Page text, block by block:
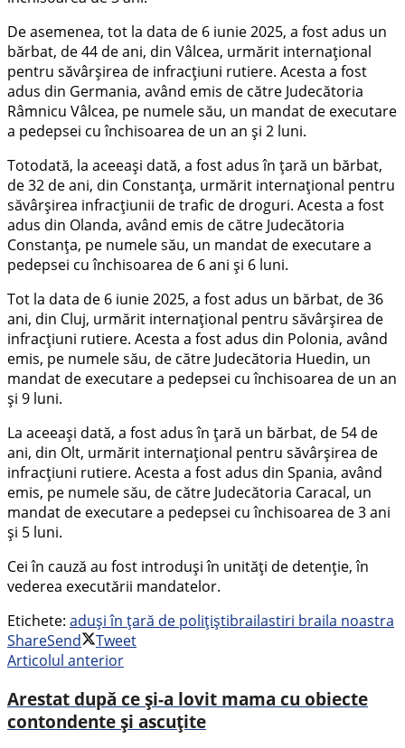
De asemenea, tot la data de 6 iunie 2025, a fost adus un
bărbat, de 44 de ani, din Vâlcea, urmărit internațional
pentru săvârșirea de infracțiuni rutiere. Acesta a fost
adus din Germania, având emis de către Judecătoria
Râmnicu Vâlcea, pe numele său, un mandat de executare
a pedepsei cu închisoarea de un an și 2 luni.
Totodată, la aceeași dată, a fost adus în țară un bărbat,
de 32 de ani, din Constanța, urmărit internațional pentru
săvârșirea infracțiunii de trafic de droguri. Acesta a fost
adus din Olanda, având emis de către Judecătoria
Constanța, pe numele său, un mandat de executare a
pedepsei cu închisoarea de 6 ani și 6 luni.
Tot la data de 6 iunie 2025, a fost adus un bărbat, de 36
ani, din Cluj, urmărit internațional pentru săvârșirea de
infracțiuni rutiere. Acesta a fost adus din Polonia, având
emis, pe numele său, de către Judecătoria Huedin, un
mandat de executare a pedepsei cu închisoarea de un an
și 9 luni.
La aceeași dată, a fost adus în țară un bărbat, de 54 de
ani, din Olt, urmărit internațional pentru săvârșirea de
infracțiuni rutiere. Acesta a fost adus din Spania, având
emis, pe numele său, de către Judecătoria Caracal, un
mandat de executare a pedepsei cu închisoarea de 3 ani
și 5 luni.
Cei în cauză au fost introduși în unități de detenție, în
vederea executării mandatelor.
Etichete: aduși în țară de polițiștibrailastiri braila noastra
ShareSend
Tweet
Articolul anterior
Arestat după ce și-a lovit mama cu obiecte
contondente şi ascuţite